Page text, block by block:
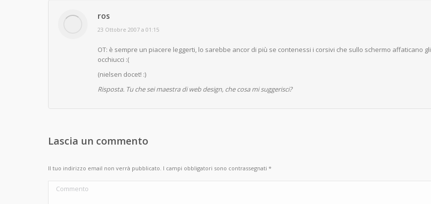
ros
says:
23 Ottobre 2007 a 01:15
OT: è sempre un piacere leggerti, lo sarebbe ancor di più se contenessi i corsivi che sullo schermo affaticano gli
occhiucci :(
(nielsen docet! :)
Risposta. Tu che sei maestra di web design, che cosa mi suggerisci?
Lascia un commento
Il tuo indirizzo email non verrà pubblicato. I campi obbligatori sono contrassegnati *
Commento